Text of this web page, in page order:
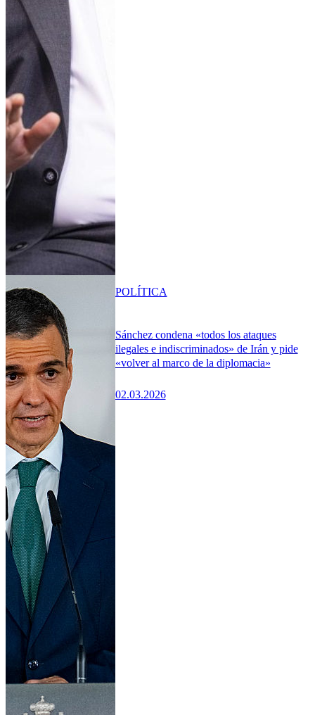
Sánchez condena «todos los ataques
ilegales e indiscriminados» de Irán y pide
«volver al marco de la diplomacia»
02.03.2026
POLÍTICA